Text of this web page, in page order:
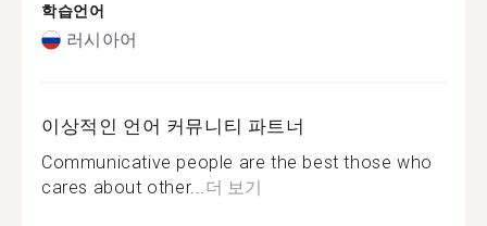
학습언어
러시아어
이상적인 언어 커뮤니티 파트너
Communicative people are the best those who
cares about other...더 보기